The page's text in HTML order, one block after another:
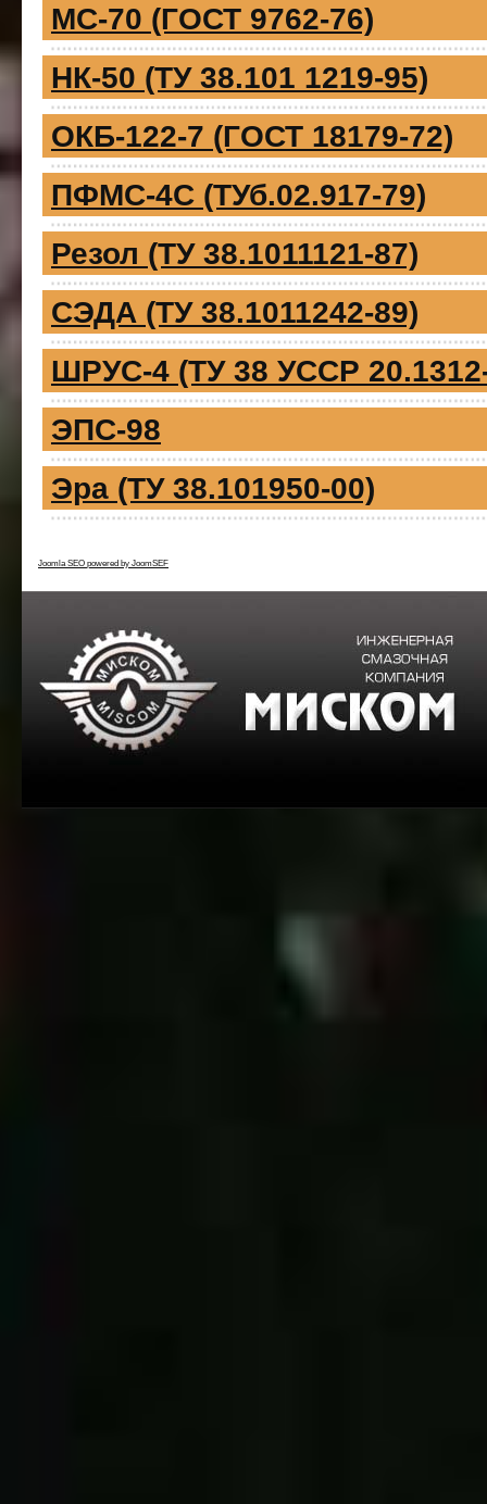
МС-70 (ГОСТ 9762-76)
НК-50 (ТУ 38.101 1219-95)
ОКБ-122-7 (ГОСТ 18179-72)
ПФМС-4С (ТУб.02.917-79)
Резол (ТУ 38.1011121-87)
СЭДА (ТУ 38.1011242-89)
ШРУС-4 (ТУ 38 УССР
ЭПС-98
Эра (ТУ 38.101950-00)
Joomla SEO powered by JoomSEF